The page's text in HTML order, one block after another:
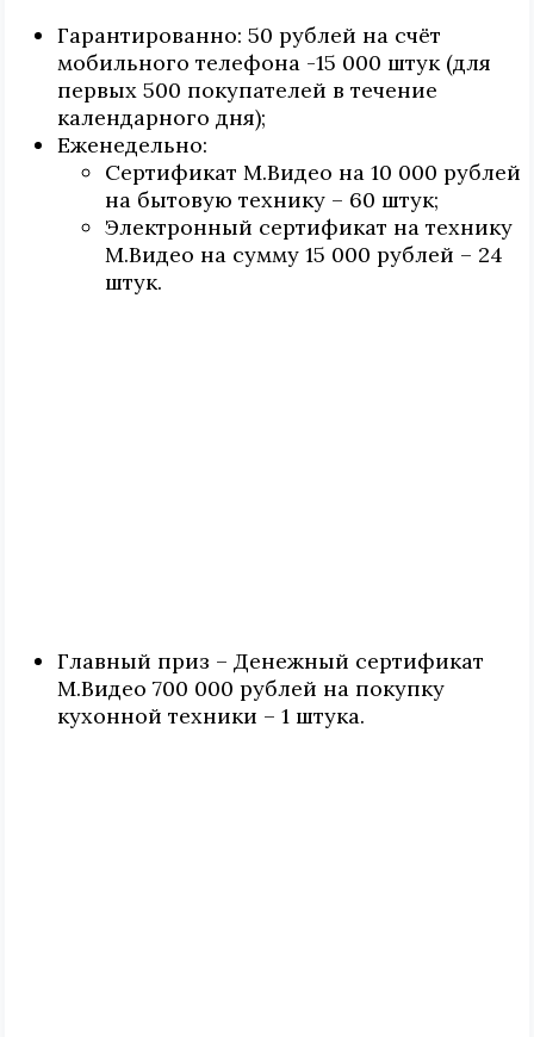
Гарантированно: 50 рублей на счёт
мобильного телефона -15 000 штук (для
первых 500 покупателей в течение
календарного дня);
Еженедельно:
Сертификат М.Видео на 10 000 рублей
на бытовую технику – 60 штук;
Электронный сертификат на технику
М.Видео на сумму 15 000 рублей – 24
штук.
Главный приз – Денежный сертификат
М.Видео 700 000 рублей на покупку
кухонной техники – 1 штука.